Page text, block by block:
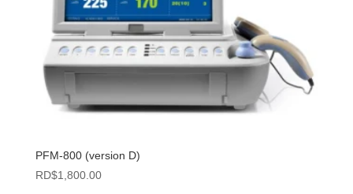
PFM-800 (version D)
RD$1,800.00